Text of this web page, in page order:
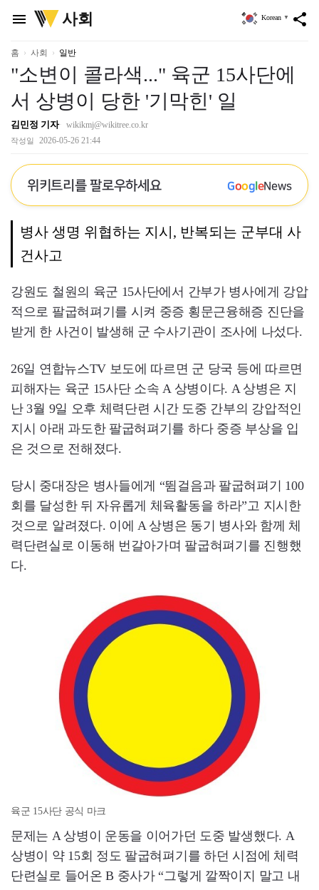
menu
위
키
리
사회 share
Korean ▼
홈 사회 일반
"소변이 콜라색..." 육군 15사단에
서 상병이 당한 '기막힌' 일
김민정 기자 wikikmj@wikitree.co.kr
작성일 2026-05-26 21:44
위키트리를 팔로우하세요 GoogleNews
병사 생명 위협하는 지시, 반복되는 군부대 사
건사고
강원도 철원의 육군 15사단에서 간부가 병사에게 강압
적으로 팔굽혀펴기를 시켜 중증 횡문근융해증 진단을
받게 한 사건이 발생해 군 수사기관이 조사에 나섰다.
26일 연합뉴스TV 보도에 따르면 군 당국 등에 따르면
피해자는 육군 15사단 소속 A 상병이다. A 상병은 지
난 3월 9일 오후 체력단련 시간 도중 간부의 강압적인
지시 아래 과도한 팔굽혀펴기를 하다 중증 부상을 입
은 것으로 전해졌다.
당시 중대장은 병사들에게 “뜀걸음과 팔굽혀펴기 100
회를 달성한 뒤 자유롭게 체육활동을 하라”고 지시한
것으로 알려졌다. 이에 A 상병은 동기 병사와 함께 체
력단련실로 이동해 번갈아가며 팔굽혀펴기를 진행했
다.
육군 15사단 공식 마크
문제는 A 상병이 운동을 이어가던 도중 발생했다. A
상병이 약 15회 정도 팔굽혀펴기를 하던 시점에 체력
단련실로 들어온 B 중사가 “그렇게 깔짝이지 말고 내